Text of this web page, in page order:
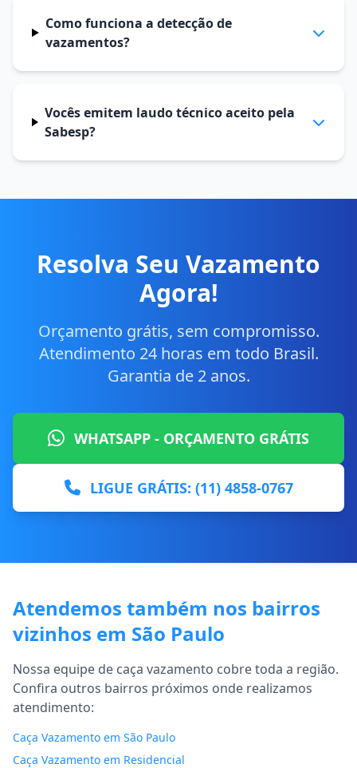
Como funciona a detecção de
vazamentos?
Vocês emitem laudo técnico aceito pela
Sabesp?
Resolva Seu Vazamento
Agora!
Orçamento grátis, sem compromisso.
Atendimento 24 horas em todo Brasil.
Garantia de 2 anos.
WHATSAPP - ORÇAMENTO GRÁTIS
LIGUE GRÁTIS: (11) 4858-0767
Atendemos também nos bairros
vizinhos em São Paulo
Nossa equipe de caça vazamento cobre toda a região.
Confira outros bairros próximos onde realizamos
atendimento:
Caça Vazamento em São Paulo
Caça Vazamento em Residencial